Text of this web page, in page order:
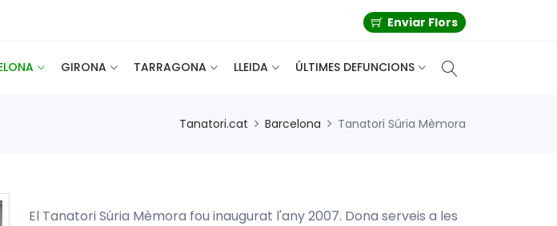
Enviar Flors
GIRONA TARRAGONA LLEIDA ÚLTIMES DEFUNCIONS
Tanatori.cat Barcelona Tanatori Súria Mèmora
El Tanatori Súria Mèmora fou inaugurat l'any 2007. Dona serveis a les